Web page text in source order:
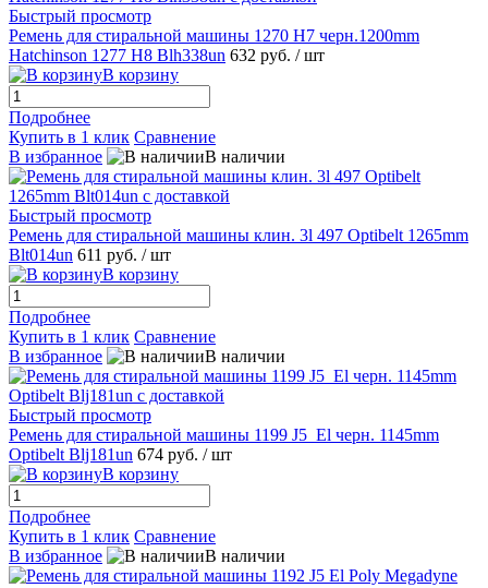
Быстрый просмотр
Ремень для стиральной машины 1270 H7 черн.1200mm
Hatchinson 1277 H8 Blh338un 632 руб. / шт
В корзину
Подробнее
Купить в 1 клик Сравнение
В избранное
В наличии
Быстрый просмотр
Ремень для стиральной машины клин. 3l 497 Optibelt 1265mm
Blt014un 611 руб. / шт
В корзину
Подробнее
Купить в 1 клик Сравнение
В избранное
В наличии
Быстрый просмотр
Ремень для стиральной машины 1199 J5_El черн. 1145mm
Optibelt Blj181un 674 руб. / шт
В корзину
Подробнее
Купить в 1 клик Сравнение
В избранное
В наличии